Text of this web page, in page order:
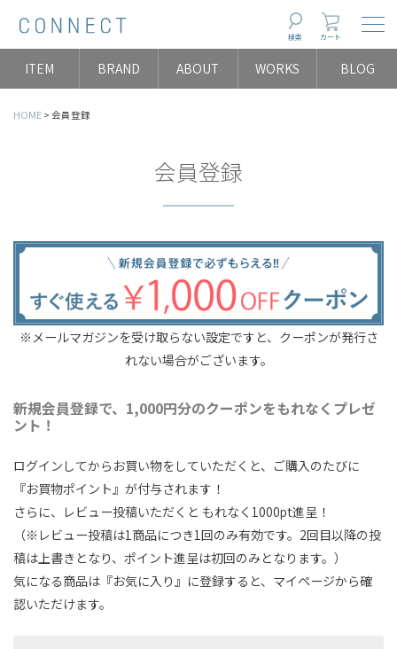
検索 カート
ITEM BRAND ABOUT WORKS BLOG
HOME 会員登録
会員登録
※メールマガジンを受け取らない設定ですと、クーポンが発行さ
れない場合がございます。
新規会員登録で、1,000円分のクーポンをもれなくプレゼ
ント！
ログインしてからお買い物をしていただくと、ご購入のたびに
『お買物ポイント』が付与されます！
さらに、レビュー投稿いただくと もれなく1000pt進呈！
（※レビュー投稿は1商品につき1回のみ有効です。2回目以降の投
稿は上書きとなり、ポイント進呈は初回のみとなります。）
気になる商品は『お気に入り』に登録すると、マイページから確
認いただけます。